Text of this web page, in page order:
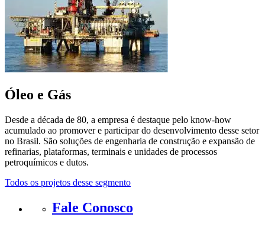
Óleo e Gás
Desde a década de 80, a empresa é destaque pelo know-how
acumulado ao promover e participar do desenvolvimento desse setor
no Brasil. São soluções de engenharia de construção e expansão de
refinarias, plataformas, terminais e unidades de processos
petroquímicos e dutos.
Todos os projetos desse segmento
Fale Conosco